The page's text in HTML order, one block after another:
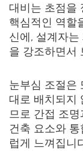
대비는 초점을
핵심적인 역할
신에, 설계자
을 강조하면서
눈부심 조절은
대로 배치되지
므로 간접 조
건축 요소와
럽게 느껴집니